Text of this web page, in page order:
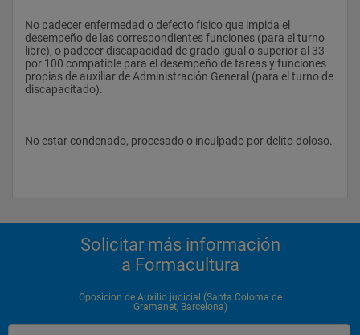
No padecer enfermedad o defecto físico que impida el
desempeño de las correspondientes funciones (para el turno
libre), o padecer discapacidad de grado igual o superior al 33
por 100 compatible para el desempeño de tareas y funciones
propias de auxiliar de Administración General (para el turno de
discapacitado).
No estar condenado, procesado o inculpado por delito doloso.
Solicitar más información
a Formacultura
Oposicion de Auxilio judicial (Santa Coloma de
Gramanet, Barcelona)